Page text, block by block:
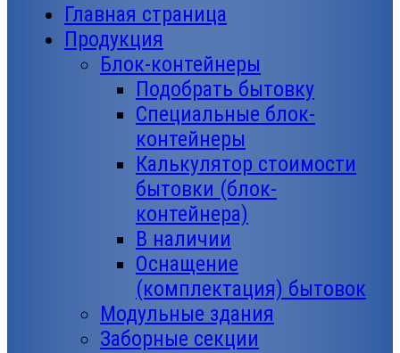
Главная страница
Продукция
Блок-контейнеры
Подобрать бытовку
Специальные блок-
контейнеры
Калькулятор стоимости
бытовки (блок-
контейнера)
В наличии
Оснащение
(комплектация) бытовок
Модульные здания
Заборные секции